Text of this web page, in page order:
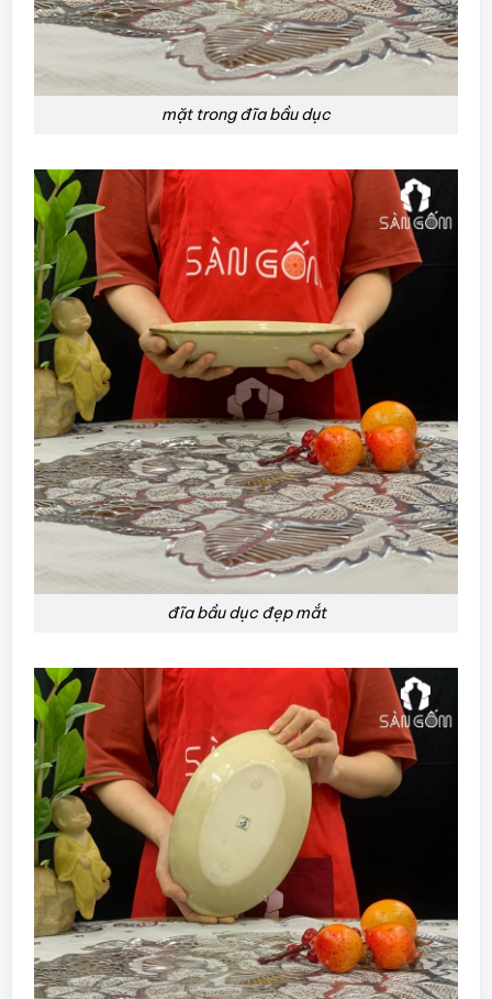
mặt trong đĩa bầu dục
đĩa bầu dục đẹp mắt